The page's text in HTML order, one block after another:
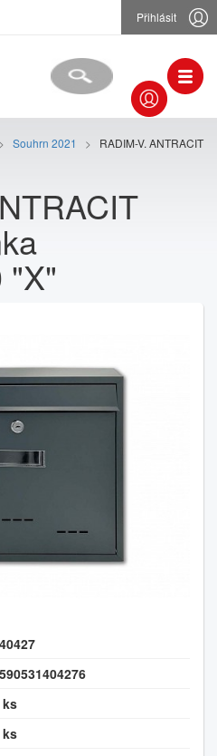
Přihlásit
> Souhrn 2021 >
RADIM-V. ANTRACIT
"X"
ks
ks